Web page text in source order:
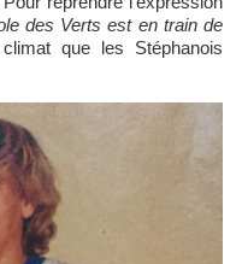
des Verts est en train de
que les Stéphanois